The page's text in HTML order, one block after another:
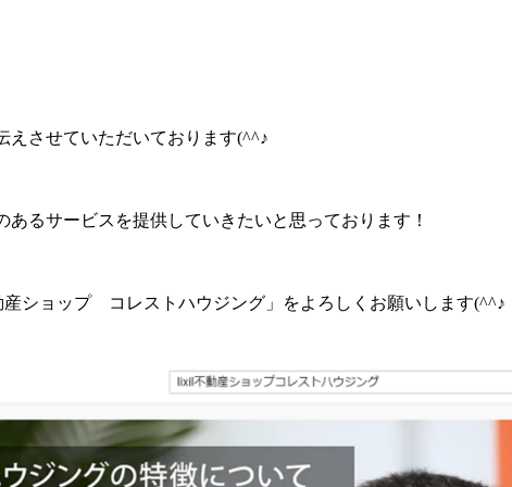
えさせていただいております(^^♪
あるサービスを提供していきたいと思っております！
ショップ コレストハウジング」をよろしくお願いします(^^♪